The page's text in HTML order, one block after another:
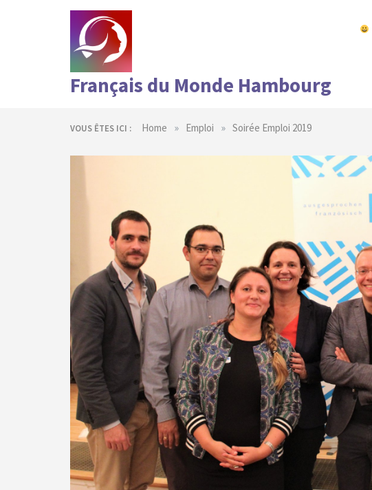
Français du Monde Hambourg
VOUS ÊTES ICI : Home » Emploi » Soirée Emploi 2019